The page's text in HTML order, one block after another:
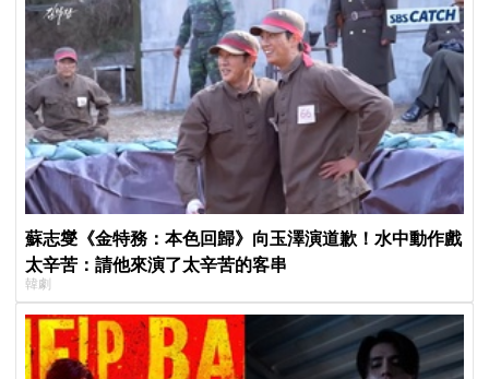
蘇志燮《金特務：本色回歸》向玉澤演道歉！水中動作戲
太辛苦：請他來演了太辛苦的客串
韓劇